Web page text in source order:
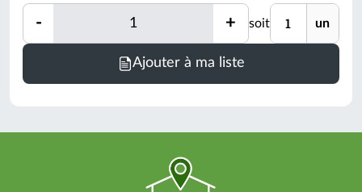
- Quantité + soit Unité un
Ajouter à ma liste
Minimum
1